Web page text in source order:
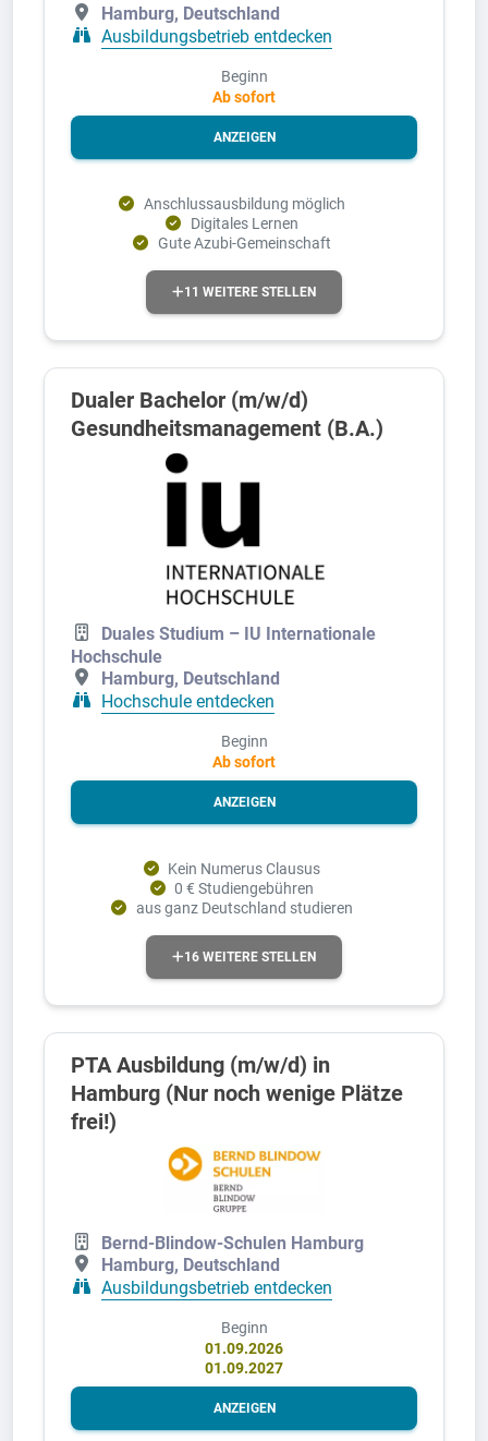
Hamburg, Deutschland
Ausbildungsbetrieb entdecken
Beginn
Ab sofort
ANZEIGEN
Anschlussausbildung möglich
Digitales Lernen
Gute Azubi-Gemeinschaft
11 WEITERE STELLEN
Dualer Bachelor (m/w/d)
Gesundheitsmanagement (B.A.)
Duales Studium – IU Internationale
Hochschule
Hamburg, Deutschland
Hochschule entdecken
Beginn
Ab sofort
ANZEIGEN
Kein Numerus Clausus
0 € Studiengebühren
aus ganz Deutschland studieren
16 WEITERE STELLEN
PTA Ausbildung (m/w/d) in
Hamburg (Nur noch wenige Plätze
frei!)
Bernd-Blindow-Schulen Hamburg
Hamburg, Deutschland
Ausbildungsbetrieb entdecken
Beginn
01.09.2026
01.09.2027
ANZEIGEN